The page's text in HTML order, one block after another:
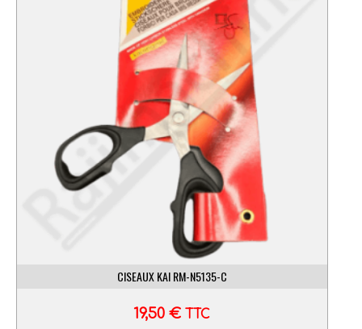
CISEAUX KAI RM-N5135-C
19,50€ TTC